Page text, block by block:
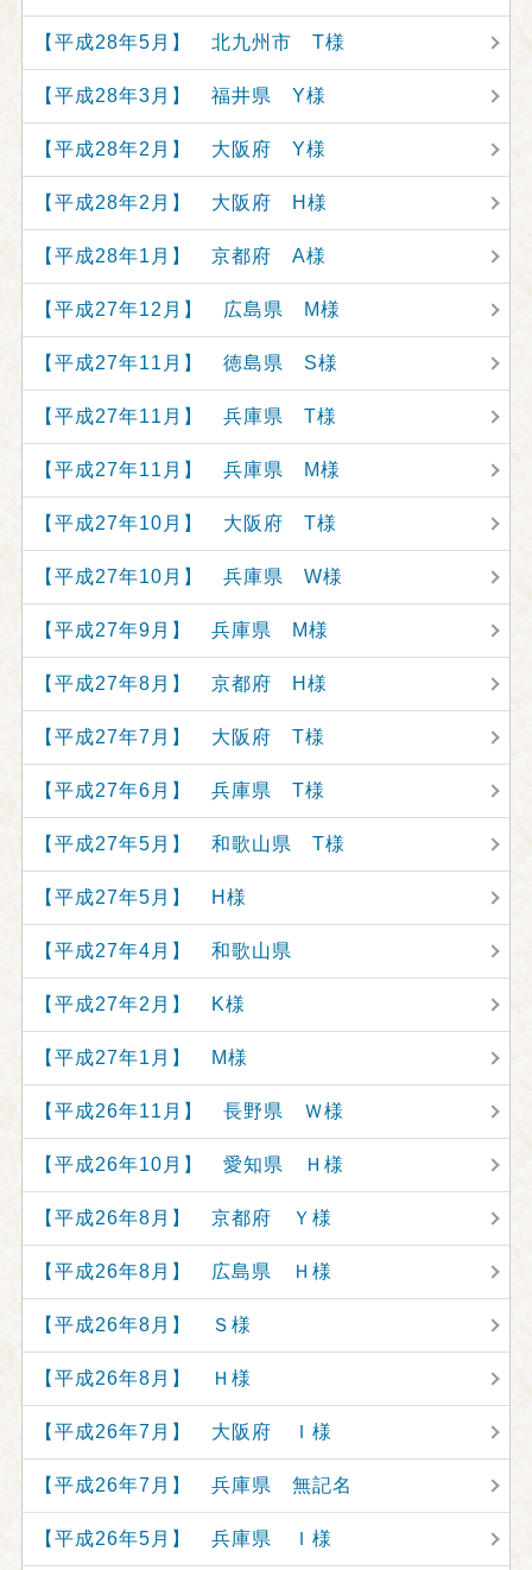
【平成28年5月】 北九州市 T様
【平成28年3月】 福井県 Y様
【平成28年2月】 大阪府 Y様
【平成28年2月】 大阪府 H様
【平成28年1月】 京都府 A様
【平成27年12月】 広島県 M様
【平成27年11月】 徳島県 S様
【平成27年11月】 兵庫県 T様
【平成27年11月】 兵庫県 M様
【平成27年10月】 大阪府 T様
【平成27年10月】 兵庫県 W様
【平成27年9月】 兵庫県 M様
【平成27年8月】 京都府 H様
【平成27年7月】 大阪府 T様
【平成27年6月】 兵庫県 T様
【平成27年5月】 和歌山県 T様
【平成27年5月】 H様
【平成27年4月】 和歌山県
【平成27年2月】 K様
【平成27年1月】 M様
【平成26年11月】 長野県 Ｗ様
【平成26年10月】 愛知県 Ｈ様
【平成26年8月】 京都府 Ｙ様
【平成26年8月】 広島県 Ｈ様
【平成26年8月】 Ｓ様
【平成26年8月】 Ｈ様
【平成26年7月】 大阪府 Ｉ様
【平成26年7月】 兵庫県 無記名
【平成26年5月】 兵庫県 Ｉ様